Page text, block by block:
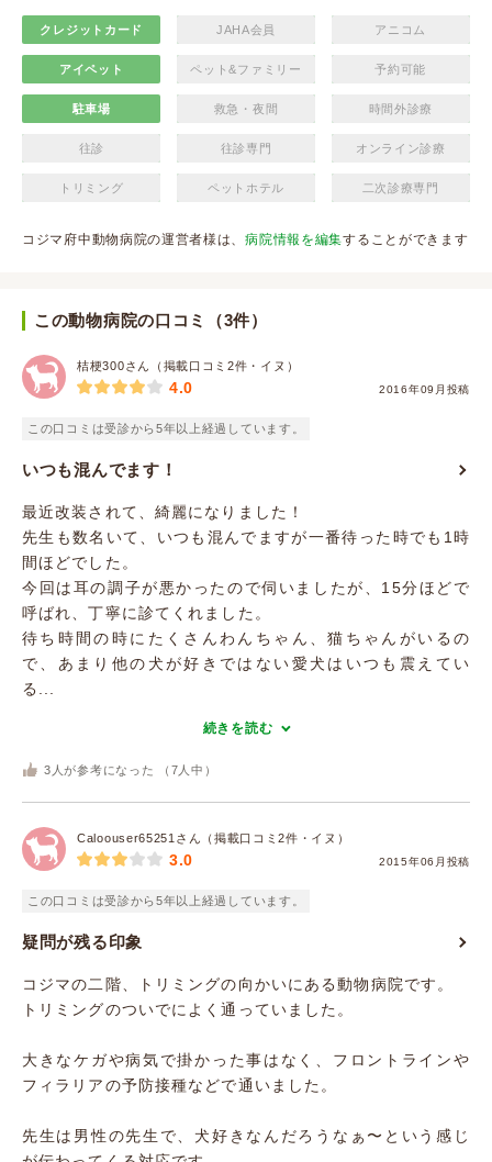
クレジットカード JAHA会員 アニコム
アイペット ペット&ファミリー 予約可能
駐車場 救急・夜間 時間外診療
往診 往診専門 オンライン診療
トリミング ペットホテル 二次診療専門
コジマ府中動物病院の運営者様は、病院情報を編集することができます
この動物病院の口コミ（3件）
桔梗300さん（掲載口コミ2件・イヌ）
2016年09月投稿
4.0
この口コミは受診から5年以上経過しています。
いつも混んでます！
最近改装されて、綺麗になりました！
先生も数名いて、いつも混んでますが一番待った時でも1時
間ほどでした。
今回は耳の調子が悪かったので伺いましたが、15分ほどで
呼ばれ、丁寧に診てくれました。
待ち時間の時にたくさんわんちゃん、猫ちゃんがいるの
で、あまり他の犬が好きではない愛犬はいつも震えてい
る...
続きを読む
3 人が参考になった （ 7 人中）
Caloouser65251さん（掲載口コミ2件・イヌ）
2015年06月投稿
3.0
この口コミは受診から5年以上経過しています。
疑問が残る印象
コジマの二階、トリミングの向かいにある動物病院です。
トリミングのついでによく通っていました。
大きなケガや病気で掛かった事はなく、フロントラインや
フィラリアの予防接種などで通いました。
先生は男性の先生で、犬好きなんだろうなぁ〜という感じ